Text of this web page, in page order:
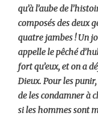
qu’à l’aube de
composés des deux
quatre jambes ! Un
appelle le pêché
fort qu’eux, et on a
Dieux. Pour les
de les condamner à
si les hommes sont